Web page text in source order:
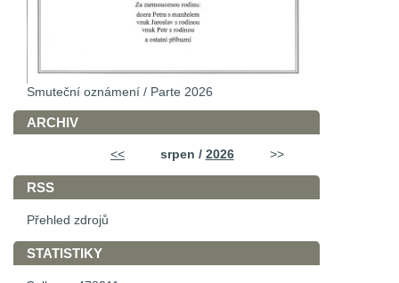
Smuteční oznámení / Parte 2026
ARCHIV
<< srpen / 2026 >>
RSS
Přehled zdrojů
STATISTIKY